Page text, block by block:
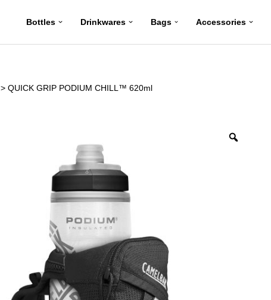
Bottles Drinkwares Bags Accessories
> QUICK GRIP PODIUM CHILL™ 620ml